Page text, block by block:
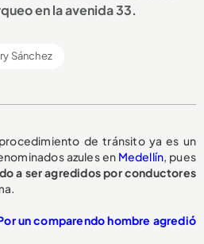
en la avenida 33.
Sánchez
de tránsito ya es un
azules en Medellín, pues
a seragredidos por conductores
un comparendo hombre agredió